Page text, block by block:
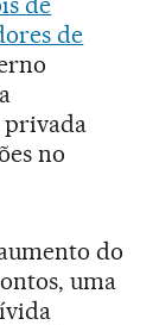
de
privada
no
do
uma